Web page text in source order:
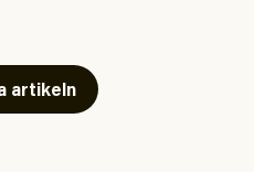
att vara en ”röd, grön och
är egentligen bra
artikeln